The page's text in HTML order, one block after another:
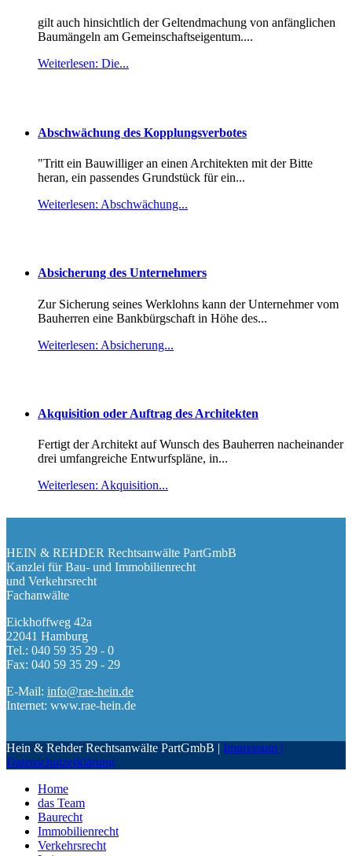
gilt auch hinsichtlich der Geltendmachung von anfänglichen
Baumängeln am Gemeinschaftseigentum....
Weiterlesen: Die...
Abschwächung des Kopplungsverbotes
"Tritt ein Bauwilliger an einen Architekten mit der Bitte
heran, ein passendes Grundstück für ein...
Weiterlesen: Abschwächung...
Absicherung des Unternehmers
Zur Sicherung seines Werklohns kann der Unternehmer vom
Bauherren eine Bankbürgschaft in Höhe des...
Weiterlesen: Absicherung...
Akquisition oder Auftrag des Architekten
Fertigt der Architekt auf Wunsch des Bauherren nacheinander
drei umfangreiche Entwurfspläne, in...
Weiterlesen: Akquisition...
HEIN & REHDER Rechtsanwälte PartGmbB
Kanzlei für Bau- und Immobilienrecht
und Verkehrsrecht
Fachanwälte
Eickhoffweg 42a
22041 Hamburg
Tel.: 040 59 35 29 - 0
Fax: 040 59 35 29 - 29
E-Mail: info@rae-hein.de
Internet: www.rae-hein.de
Hein & Rehder Rechtsanwälte PartGmbB | Impressum |
Datenschutzerklärung
Home
das Team
Baurecht
Immobilienrecht
Verkehrsrecht